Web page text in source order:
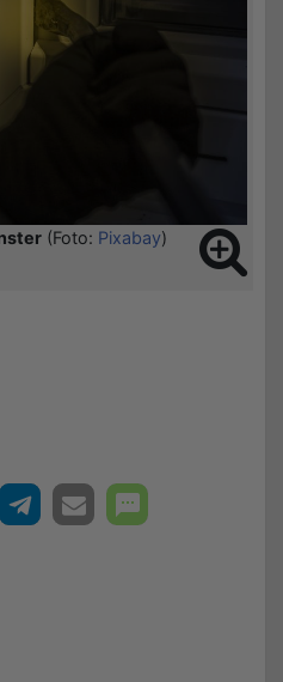
(Foto: Pixabay)